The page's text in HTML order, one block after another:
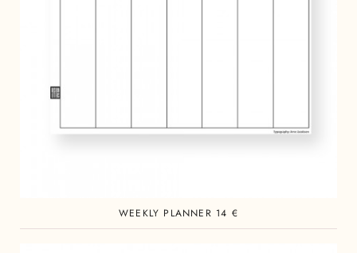
WEEKLY PLANNER 14 €